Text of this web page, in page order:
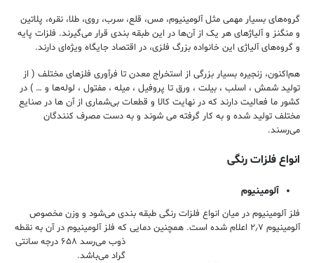
گروه‌های بسیار مهمی مثل آلومینیوم، مس، قلع، سرب، روی، طلا، نقره، پلاتین
و منگنز و آلیاژهای هر یک از آن‌ها در این طبقه‌ بندی قرار می‌‌گیرند. فلزات پایه
و گروه‌های آلیاژی این خانواده بزرگ فلزی، در اقتصاد جایگاه ویژه‌ای دارند.
هم‌اکنون، زنجیره بسیار بزرگی از استخراج معدن تا فرآوری فلزهای مختلف ( از
تولید شمش ، اسلب ، بیلت ، ورق تا پروفیل ، میله ، مفتول ، لوله‌ها و … ) در
کشور ما فعالیت دارند که در نهایت کالا و قطعات بی‌شماری از آن ها در صنایع
مختلف تولید شده و به ‌کار گرفته می ‌شوند و به ‌دست مصرف‌ کنندگان
می‌‌رسند.
انواع فلزات رنگی
آلومینیوم
فلز آلومینیوم در میان انواع فلزات رنگی طبقه بندی می‌شود و وزن مخصوص
آلومینیوم ۲٫۷ اعلام شده است. همچنین دمایی که فلز آلومینیوم در آن به نقطه
ذوب
می‌رسد ۶۵۸ درجه سانتی
گراد می‌باشد.